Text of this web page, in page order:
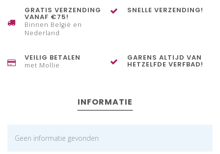
GRATIS VERZENDING
VANAF €75!
Binnen België en
Nederland
SNELLE VERZENDING!
VEILIG BETALEN
met Mollie
GARENS ALTIJD VAN
HETZELFDE VERFBAD!
INFORMATIE
Geen informatie gevonden